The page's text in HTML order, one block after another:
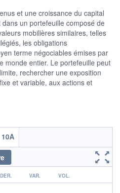
180
200
240
260
0%
LUX
BOURSOVIE
et une croissance du capital
un portefeuille composé de
mobilières similaires, telles
les obligations
terme négociables émises par
monde entier. Le portefeuille peut
rechercher une exposition
et variable, aux actions et
10A
DER. VAR. VOL.